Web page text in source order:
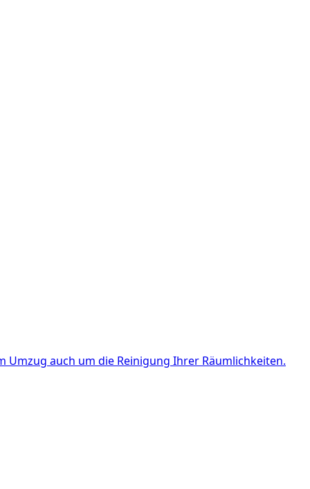
Umzug auch um die Reinigung Ihrer Räumlichkeiten.